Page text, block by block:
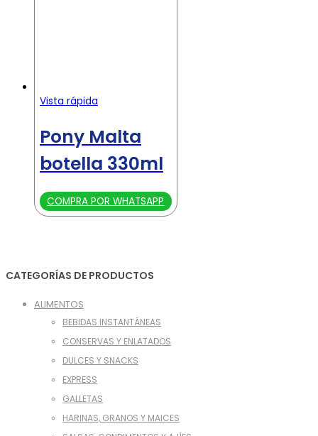
CATEGORÍAS DE PRODUCTOS
ALIMENTOS
BEBIDAS INSTANTÁNEAS
CONSERVAS Y ENLATADOS
DULCES Y SNACKS
EXPRESS
GALLETAS
HARINAS, GRANOS Y MAICES
Vista rápida
Pony Malta
botella 330ml
COMPRA POR WHATSAPP